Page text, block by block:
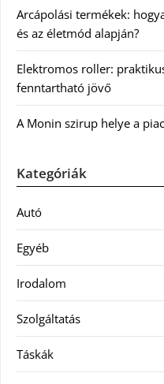
Arcápolási termékek:
és az életmód alapján?
Elektromos roller:
fenntartható jövő
A Monin szirup helye a
Kategóriák
Autó
Egyéb
Irodalom
Szolgáltatás
Táskák